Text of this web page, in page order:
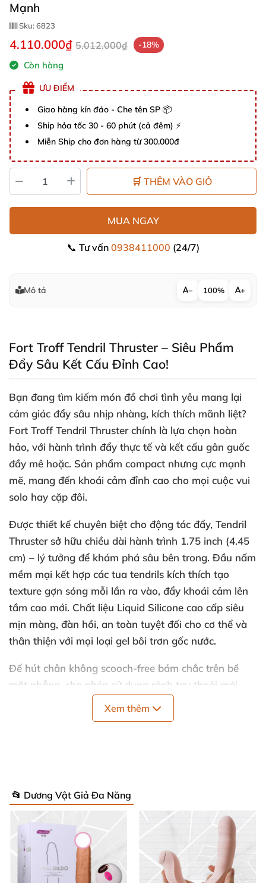
Mạnh
Sku:6823
4.110.000₫ 5.012.000₫ -18%
Còn hàng
ƯU ĐIỂM
Giao hàng kín đáo - Che tên SP 📦
Ship hỏa tốc 30 - 60 phút (cả đêm) ⚡
Miễn Ship cho đơn hàng từ 300.000đ
🛒 THÊM VÀO GIỎ
MUA NGAY
📞 Tư vấn 0938411000 (24/7)
Mô tả − 100% +
Fort Troff Tendril Thruster – Siêu Phẩm
Đẩy Sâu Kết Cấu Đỉnh Cao!
Bạn đang tìm kiếm món đồ chơi tình yêu mang lại
cảm giác đẩy sâu nhịp nhàng, kích thích mãnh liệt?
Fort Troff Tendril Thrusterchính là lựa chọn hoàn
hảo, với hành trình đẩy thực tếvà kết cấu gân guốc
đầy mê hoặc. Sản phẩm compact nhưng cực mạnh
mẽ, mang đến khoái cảm đỉnh cao cho mọi cuộc vui
solo hay cặp đôi.
Được thiết kế chuyên biệt cho động tác đẩy, Tendril
Thruster sở hữu chiều dài hành trình 1.75 inch (4.45
cm) – lý tưởng để khám phá sâu bên trong. Đầu nấm
mềm mại kết hợp các tua tendrils kích thích tạo
texture gợn sóng mỗi lần ra vào, đẩy khoái cảm lên
tầm cao mới. Chất liệu Liquid Silicone cao cấp siêu
mịn màng, đàn hồi, an toàn tuyệt đối cho cơ thể và
thân thiện với mọi loại gel bôi trơn gốc nước.
Đế hút chân không scooch-free bám chắc trên bề
mặt phẳng , cho phép sử dụng rảnh tay thoải mái
, dễ dàng thay đổi chế độ ngay lập tức
hứng thú!
Xem thêm
📂 Dương Vật Giả Đa Năng